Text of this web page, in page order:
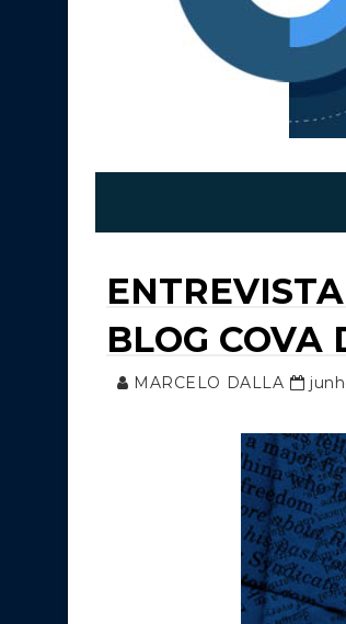
BLOG COVA
MARCELO DALLA